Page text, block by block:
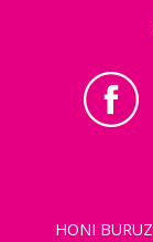
HONI BURUZ